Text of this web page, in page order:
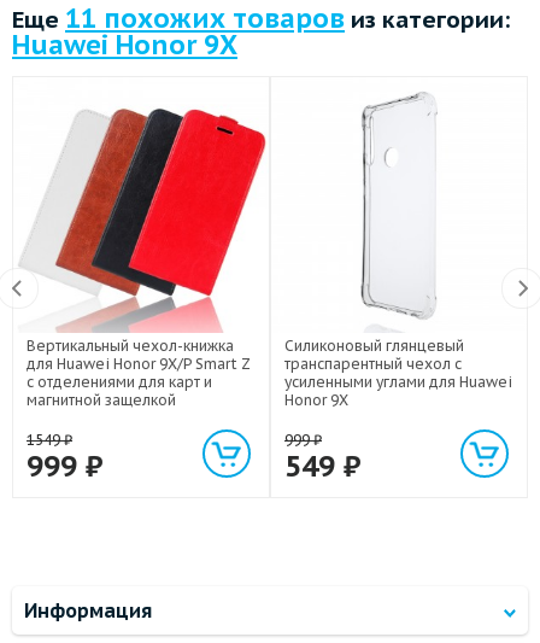
Еще 11 похожих товаров из категории:
Huawei Honor 9X
Вертикальный чехол-книжка
для Huawei Honor 9X/P Smart Z
с отделениями для карт и
магнитной защелкой
1549₽
999 ₽
Силиконовый глянцевый
транспарентный чехол с
усиленными углами для Huawei
Honor 9X
999₽
549 ₽
Информация